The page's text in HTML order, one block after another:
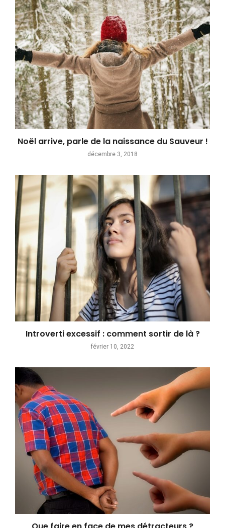
Noël arrive, parle de la naissance du Sauveur !
décembre 3, 2018
Introverti excessif : comment sortir de là ?
février 10, 2022